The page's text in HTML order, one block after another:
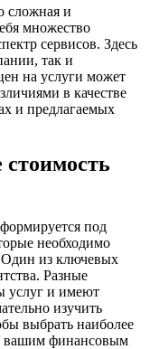
сложная и
множество
сервисов. Здесь
так и
на услуги может
в качестве
и предлагаемых
под
необходимо
Один из ключевых
Разные
услуг и имеют
изучить
выбрать наиболее
вашим финансовым